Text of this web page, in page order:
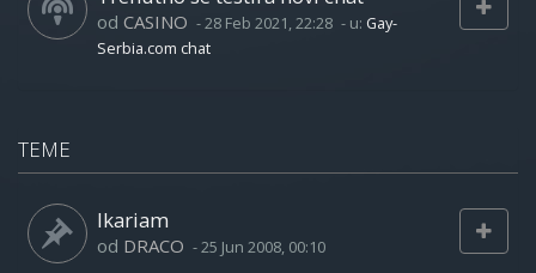
od CASINO -28 Feb 2021, 22:28 - u: Gay-
Serbia.com chat
TEME
Ikariam
od DRACO -25 Jun 2008, 00:10